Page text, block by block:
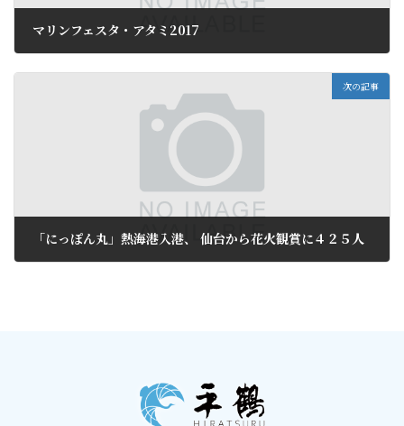
マリンフェスタ・アタミ2017
次の記事
「にっぽん丸」熱海港入港、 仙台から花火観賞に４２５人